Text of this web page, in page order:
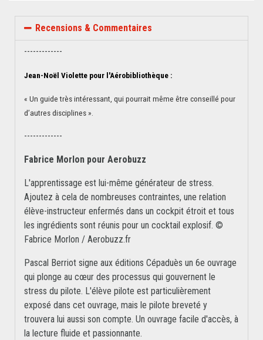
Recensions & Commentaires
-------------
Jean-Noël Violette pour l'Aérobibliothèque :
« Un guide très intéressant, qui pourrait même être conseillé pour
d’autres disciplines ».
-------------
Fabrice Morlon pour Aerobuzz
L'apprentissage est lui-même générateur de stress.
Ajoutez à cela de nombreuses contraintes, une relation
élève-instructeur enfermés dans un cockpit étroit et tous
les ingrédients sont réunis pour un cocktail explosif. ©
Fabrice Morlon / Aerobuzz.fr
Pascal Berriot signe aux éditions Cépaduès un 6e ouvrage
qui plonge au cœur des processus qui gouvernent le
stress du pilote. L'élève pilote est particulièrement
exposé dans cet ouvrage, mais le pilote breveté y
trouvera lui aussi son compte. Un ouvrage facile d'accès, à
la lecture fluide et passionnante.